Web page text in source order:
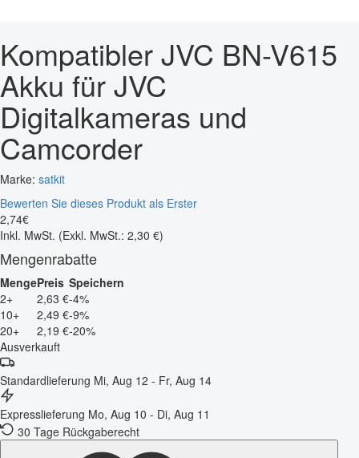
Kompatibler JVC BN-V615
Akku für JVC
Digitalkameras und
Camcorder
Marke: satkit
Bewerten Sie dieses Produkt als Erster
2,74€
Inkl. MwSt. (Exkl. MwSt.: 2,30 €)
Mengenrabatte
MengePreis Speichern
2+
2,63 €-4%
10+
2,49 €-9%
20+
2,19 €-20%
Ausverkauft
Standardlieferung Mi, Aug 12 - Fr, Aug 14
Expresslieferung Mo, Aug 10 - Di, Aug 11
30 Tage Rückgaberecht